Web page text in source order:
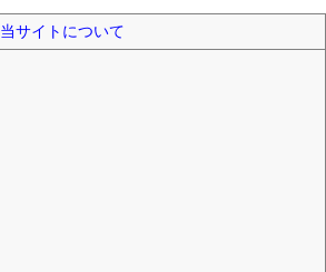
当サイトについて